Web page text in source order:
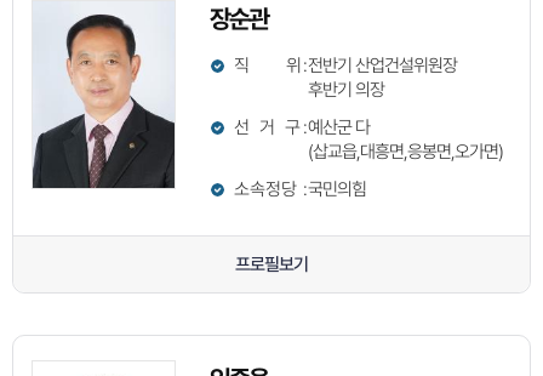
장순관
직 위
:전반기 산업건설위원장
후반기 의장
선 거 구:예산군 다
(삽교읍,대흥면,응봉면,오가면)
소속정당 :국민의힘
프로필보기